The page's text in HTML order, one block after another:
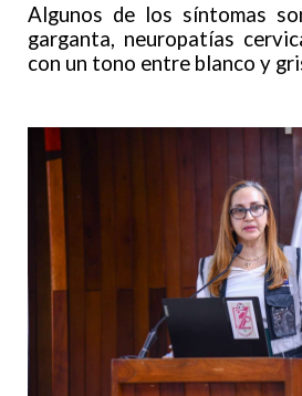
Algunos de los síntomas
garganta, neuropatías
con un tono entre blanco y